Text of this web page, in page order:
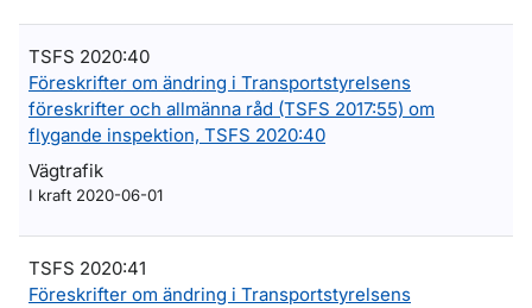
TSFS 2020:40
Föreskrifter om ändring i Transportstyrelsens
föreskrifter och allmänna råd (TSFS 2017:55) om
flygande inspektion, TSFS 2020:40
Vägtrafik
I kraft 2020-06-01
TSFS 2020:41
Föreskrifter om ändring i Transportstyrelsens